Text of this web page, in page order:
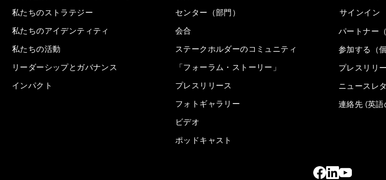
私たちのストラテジー
私たちのアイデンティティ
私たちの活動
リーダーシップとガバナンス
インパクト
センター（部門）
会合
ステークホルダーのコミュニティ
「フォーラム・ストーリー」
プレスリリース
フォトギャラリー
ビデオ
ポッドキャスト
サインイン
パートナー
参加する（
プレスリリ
ニュースレ
連絡先 (英語